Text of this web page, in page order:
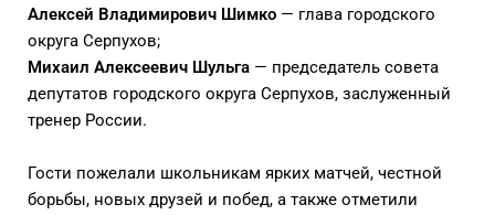
Алексей Владимирович Шимко — глава городского
округа Серпухов;
Михаил Алексеевич Шульга — председатель совета
депутатов городского округа Серпухов, заслуженный
тренер России.
Гости пожелали школьникам ярких матчей, честной
борьбы, новых друзей и побед, а также отметили